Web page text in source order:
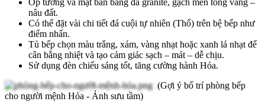
Ốp tường và mặt bàn bằng đá granite, gạch men tông vàng –
nâu đất.
Có thể đặt vài chi tiết đá cuội tự nhiên (Thổ) trên bệ bếp như
điểm nhấn.
Tủ bếp chọn màu trắng, xám, vàng nhạt hoặc xanh lá nhạt để
cân bằng nhiệt và tạo cảm giác sạch – mát – dễ chịu.
Sử dụng đèn chiếu sáng tốt, tăng cường hành Hỏa.
(Gợi ý bố trí phòng bếp
cho người mệnh Hỏa - Ảnh sưu tầm)